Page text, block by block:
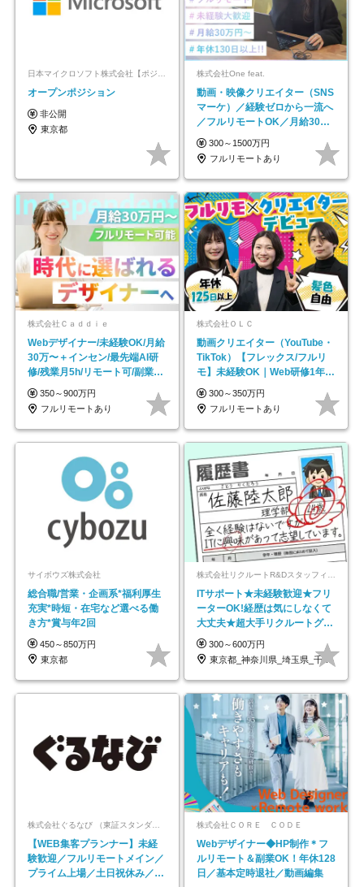
オープンポジション
非公開
東京都
株式会社One feat.
動画・映像クリエイター（SNS
マーケ）／経験ゼロから一流へ
／フルリモートOK／月給30万
円～／年休130日以上
300～1500万円
フルリモートあり
株式会社Ｃａｄｄｉｅ
Webデザイナー/未経験OK/月給
30万〜＋インセン/最先端AI研
修/残業月5h/リモート可/副業
OK
350～900万円
フルリモートあり
株式会社ＯＬＣ
動画クリエイター（YouTube・
TikTok）【フレックス/フルリ
モ】未経験OK｜Web研修1年間
｜副業OK
300～350万円
フルリモートあり
サイボウズ株式会社
総合職/営業・企画系*福利厚生
充実*時短・在宅など選べる働
き方*賞与年2回
450～850万円
東京都
ITサポート★未経験歓迎★フリ
ーターOK!経歴は気にしなくて
大丈夫★超大手リクルートグル
ープの正社員/sg
300～600万円
東京都_神奈川県_埼玉県_千葉県_大阪府…
株式会社ぐるなび （東証スタンダード上場）
【WEB集客プランナー】未経
験歓迎／フルリモートメイン／
プライム上場／土日祝休み／東
株式会社ＣＯＲＥ ＣＯＤＥ
Webデザイナー◆HP制作＊フ
ルリモート＆副業OK！年休128
日／基本定時退社／動画編集